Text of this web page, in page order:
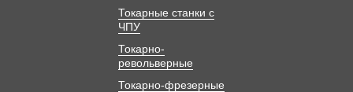
Токарные станки с
ЧПУ
Токарно-
револьверные
Токарно-фрезерные